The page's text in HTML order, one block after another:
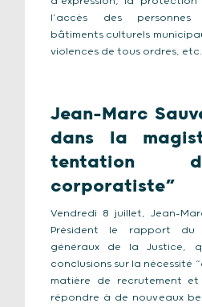
l’accès des personnes
bâtiments culturels
violences de tous ordres, etc.
Jean-Marc
dans la
tentation
corporatiste”
Vendredi 8 juillet, Jean-
Président le rapport
généraux de la Justice,
conclusions sur la nécessité
matière de recrutement
répondre à de nouveaux